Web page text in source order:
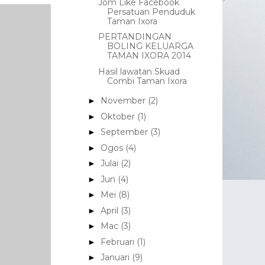
Persatuan Penduduk
Taman Ixora
PERTANDINGAN
BOLING KELUARGA
TAMAN IXORA 2014
Hasil lawatan Skuad
Combi Taman Ixora
► November (2)
► Oktober (1)
► September (3)
► Ogos (4)
► Julai (2)
► Jun (4)
► Mei (8)
► April (3)
► Mac (3)
► Februari (1)
► Januari (9)